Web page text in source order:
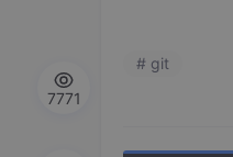
# git
7771